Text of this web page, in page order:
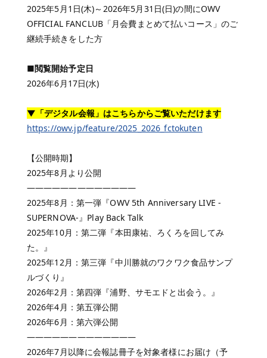
2025年5月1日(木)～2026年5月31日(日)の間にOWV
OFFICIAL FANCLUB「月会費まとめて払いコース」のご
継続手続きをした方
■閲覧開始予定日
2026年6月17日(水)
▼「デジタル会報」はこちらからご覧いただけます
https://owv.jp/feature/2025_2026_fctokuten
【公開時期】
2025年8月より公開
―――――――――――――
2025年8月：第一弾『OWV 5th Anniversary LIVE -
SUPERNOVA-』Play Back Talk
2025年10月：第二弾『本田康祐、ろくろを回してみ
た。』
2025年12月：第三弾『中川勝就のワクワク食品サンプ
ルづくり』
2026年2月：第四弾『浦野、サモエドと出会う。』
2026年4月：第五弾公開
2026年6月：第六弾公開
―――――――――――――
2026年7月以降に会報誌冊子を対象者様にお届け（予